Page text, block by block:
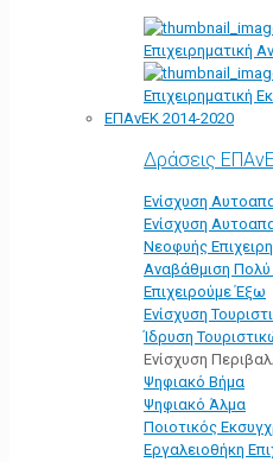
Επιχειρηματική
Επιχειρηματική
ΕΠΑνΕΚ 2014-2020
Δράσεις
Ενίσχυση
Ενίσχυση
Νεοφυής
Αναβάθμιση
Επιχειρούμε Έξω
Ενίσχυση
Ίδρυση
Ενίσχυση
Ψηφιακό Βήμα
Ψηφιακό Άλμα
Ποιοτικός
Εργαλειοθήκη